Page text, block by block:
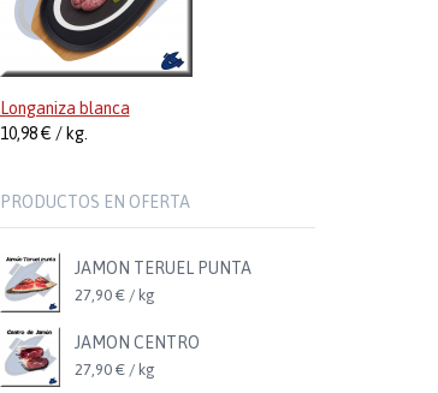
Longaniza blanca
10,98 € / kg.
PRODUCTOS EN OFERTA
JAMON TERUEL PUNTA
27,90 € / kg
JAMON CENTRO
27,90 € / kg